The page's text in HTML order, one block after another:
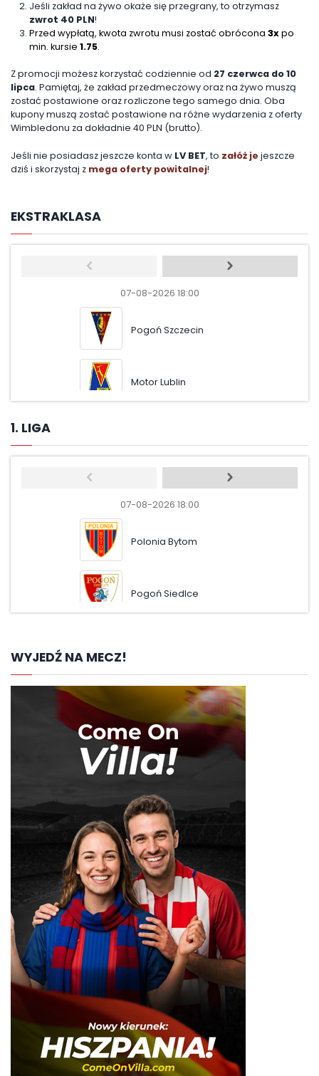
EKSTRAKLASA
07-08-2026 18:00
Pogoń Szczecin
Motor Lublin
1. LIGA
07-08-2026 18:00
Polonia Bytom
Pogoń Siedlce
Jeśli zakład na żywo okaże się przegrany, to otrzymasz
zwrot 40 PLN!
Przed wypłatą, kwota zwrotu musi zostać obrócona 3xpo
min. kursie 1.75.
Z promocji możesz korzystać codziennie od 27 czerwca do 10
lipca. Pamiętaj, że zakład przedmeczowy oraz na żywo muszą
zostać postawione oraz rozliczone tego samego dnia. Oba
kupony muszą zostać postawione na różne wydarzenia z oferty
Wimbledonu za dokładnie 40 PLN (brutto).
Jeśli nie posiadasz jeszcze konta w LV BET, to załóż je jeszcze
dziś i skorzystaj z mega oferty powitalnej!
WYJEDŹ NA MECZ!